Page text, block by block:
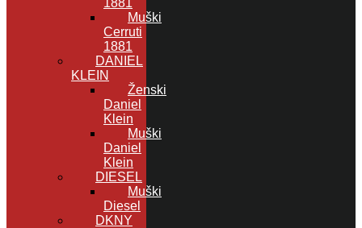
Muški
Cerruti
1881
DANIEL
KLEIN
Ženski
Daniel
Klein
Muški
Daniel
Klein
DIESEL
Muški
Diesel
DKNY